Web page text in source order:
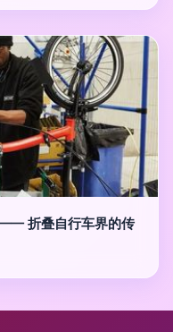
折叠自行车界的传